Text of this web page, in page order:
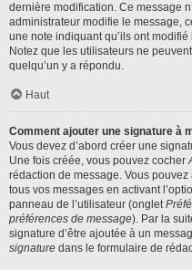
dernière modification. Ce message
administrateur modifie le message,
une note indiquant qu’ils ont
Notez que les utilisateurs ne
quelqu’un y a répondu.
Haut
Comment ajouter une signature à
Vous devez d’abord créer une
Une fois créée, vous pouvez cocher
rédaction de message. Vous
tous vos messages en activant
panneau de l’utilisateur (onglet
préférences de message). Par la
signature d’être ajoutée à un
signature dans le formulaire de